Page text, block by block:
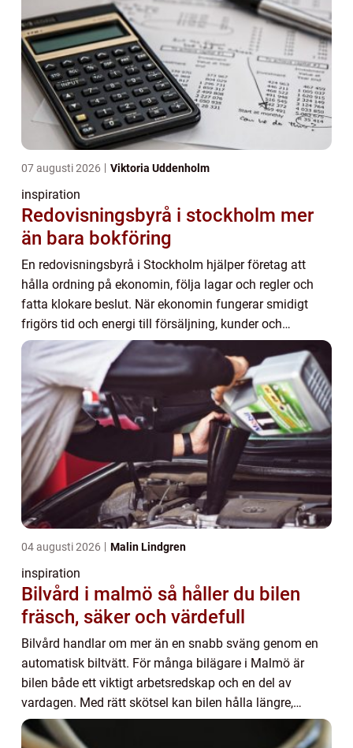
07 augusti 2026 Viktoria Uddenholm
inspiration
Redovisningsbyrå i stockholm mer
än bara bokföring
En redovisningsbyrå i Stockholm hjälper företag att
hålla ordning på ekonomin, följa lagar och regler och
fatta klokare beslut. När ekonomin fungerar smidigt
frigörs tid och energi till försäljning, kunder och
utveckling. Många företagare upplever oc...
04 augusti 2026 Malin Lindgren
inspiration
Bilvård i malmö så håller du bilen
fräsch, säker och värdefull
Bilvård handlar om mer än en snabb sväng genom en
automatisk biltvätt. För många bilägare i Malmö är
bilen både ett viktigt arbetsredskap och en del av
vardagen. Med rätt skötsel kan bilen hålla längre,
kännas tryggare att köra och behålla sitt värde...